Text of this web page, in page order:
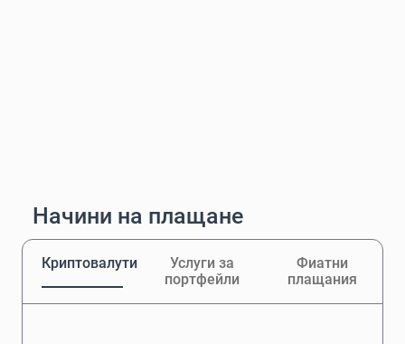
Начини на плащане
Криптовалути
Услуги за
портфейли
Фиатни
плащания